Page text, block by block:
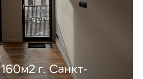
г. Санкт-